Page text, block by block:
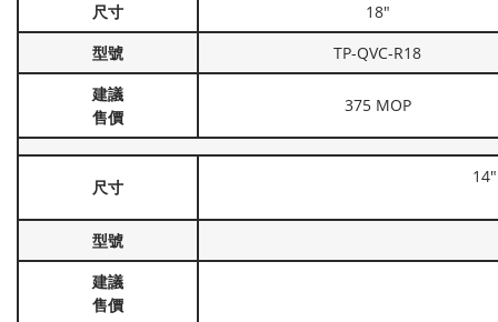
尺寸
18"
型號
TP-QVC-R18
建議
售價
375 MOP
尺寸
型號
建議
售價